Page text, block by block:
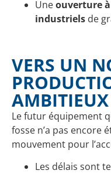
Uneouverture
industriels de
VERS UN
AMBITIEUX
Le futur équipement
fosse n’a pas encore
mouvement pour
Les délais sont